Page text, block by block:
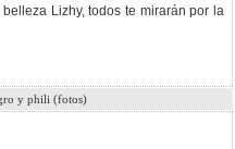
Lizhy, todos te mirarán por la
y phili (fotos)